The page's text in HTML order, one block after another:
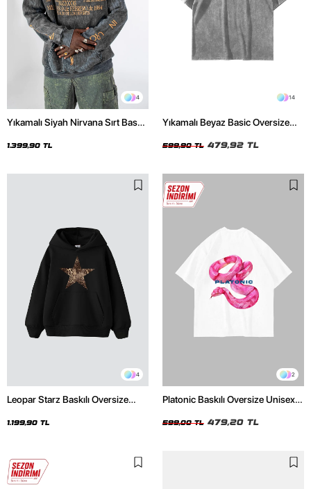
4
Yıkamalı Siyah Nirvana Sırt Baskılı
1.399,90 TL
14
Yıkamalı Beyaz Basic Oversize
599,90 TL 479,92 TL
4
Leopar Starz Baskılı Oversize
1.199,90 TL
2
Platonic Baskılı Oversize Unisex
599,00 TL 479,20 TL